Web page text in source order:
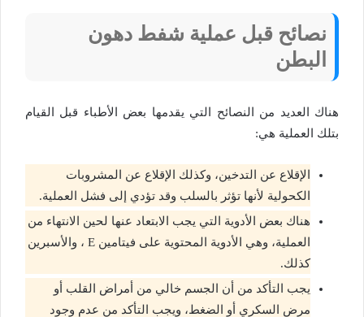
نصائح قبل عملية شفط دهون
البطن
هناك العديد من النصائح التي يقدمها بعض الأطباء قبل القيام
بتلك العملية هي:
الإقلاع عن التدخين، وكذلك الإقلاع عن المشروبات
الكحولية لأنها تؤثر بالسلب وقد تؤدي إلى فشل العملية.
هناك بعض الأدوية التي يجب الابتعاد عنها لحين الانتهاء من
العملية، وهي الأدوية المحتوية على فيتامين E ، والأسبرين
كذلك.
يجب التأكد من أن الجسم خالي من أمراض القلب أو
مرض السكري أو الضغط، ويجب التأكد من عدم وجود